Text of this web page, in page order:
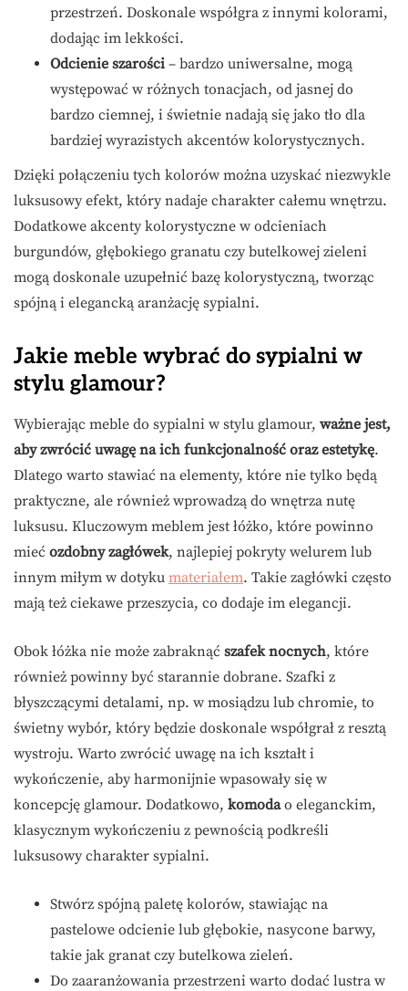
przestrzeń. Doskonale współgra z innymi kolorami,
dodając im lekkości.
Odcienie szarości – bardzo uniwersalne, mogą
występować w różnych tonacjach, od jasnej do
bardzo ciemnej, i świetnie nadają się jako tło dla
bardziej wyrazistych akcentów kolorystycznych.
Dzięki połączeniu tych kolorów można uzyskać niezwykle
luksusowy efekt, który nadaje charakter całemu wnętrzu.
Dodatkowe akcenty kolorystyczne w odcieniach
burgundów, głębokiego granatu czy butelkowej zieleni
mogą doskonale uzupełnić bazę kolorystyczną, tworząc
spójną i elegancką aranżację sypialni.
Jakie meble wybrać do sypialni w
stylu glamour?
Wybierając meble do sypialni w stylu glamour, ważne jest,
aby zwrócić uwagę na ich funkcjonalność oraz estetykę.
Dlatego warto stawiać na elementy, które nie tylko będą
praktyczne, ale również wprowadzą do wnętrza nutę
luksusu. Kluczowym meblem jest łóżko, które powinno
mieć ozdobny zagłówek, najlepiej pokryty welurem lub
innym miłym w dotyku materiałem. Takie zagłówki często
mają też ciekawe przeszycia, co dodaje im elegancji.
Obok łóżka nie może zabraknąć szafek nocnych, które
również powinny być starannie dobrane. Szafki z
błyszczącymi detalami, np. w mosiądzu lub chromie, to
świetny wybór, który będzie doskonale współgrał z resztą
wystroju. Warto zwrócić uwagę na ich kształt i
wykończenie, aby harmonijnie wpasowały się w
koncepcję glamour. Dodatkowo, komodao eleganckim,
klasycznym wykończeniu z pewnością podkreśli
luksusowy charakter sypialni.
Stwórz spójną paletę kolorów, stawiając na
pastelowe odcienie lub głębokie, nasycone barwy,
takie jak granat czy butelkowa zieleń.
Do zaaranżowania przestrzeni warto dodać lustra w